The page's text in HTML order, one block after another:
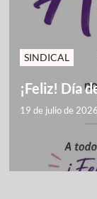
SINDICAL
¡Feliz! Día
19 de julio de 2026